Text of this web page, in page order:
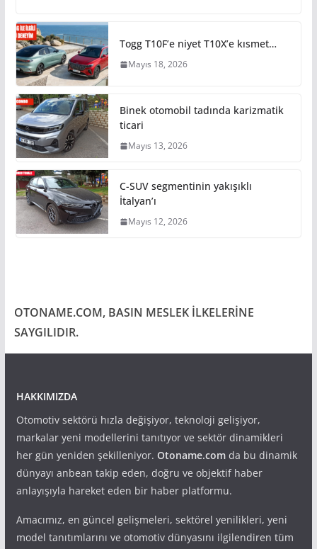
Togg T10F’e niyet T10X’e kısmet…
Mayıs 18, 2026
Binek otomobil tadında karizmatik
ticari
Mayıs 13, 2026
C-SUV segmentinin yakışıklı
İtalyan’ı
Mayıs 12, 2026
OTONAME.COM, BASIN MESLEK İLKELERİNE
SAYGILIDIR.
HAKKIMIZDA
Otomotiv sektörü hızla değişiyor, teknoloji gelişiyor,
markalar yeni modellerini tanıtıyor ve sektör dinamikleri
her gün yeniden şekilleniyor. Otoname.comda bu dinamik
dünyayı anbean takip eden, doğru ve objektif haber
anlayışıyla hareket eden bir haber platformu.
Amacımız, en güncel gelişmeleri, sektörel yenilikleri, yeni
model tanıtımlarını ve otomotiv dünyasını ilgilendiren tüm